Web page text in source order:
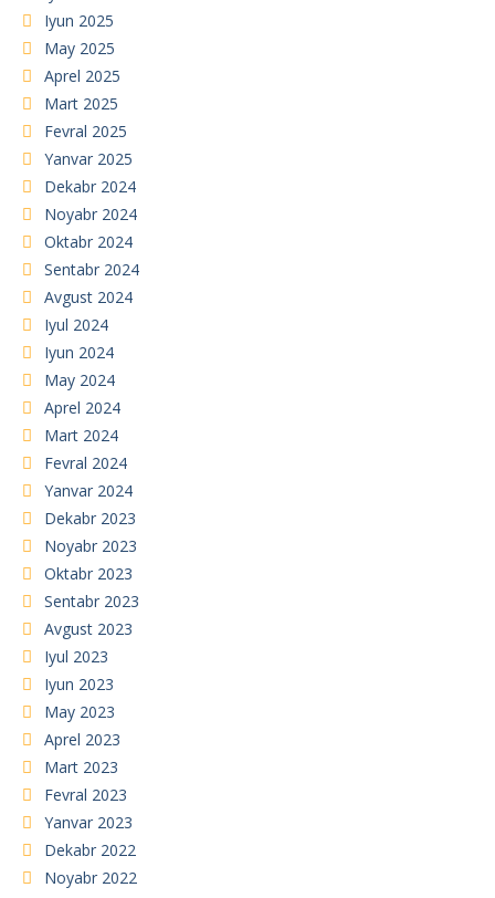
Iyun 2025
May 2025
Aprel 2025
Mart 2025
Fevral 2025
Yanvar 2025
Dekabr 2024
Noyabr 2024
Oktabr 2024
Sentabr 2024
Avgust 2024
Iyul 2024
Iyun 2024
May 2024
Aprel 2024
Mart 2024
Fevral 2024
Yanvar 2024
Dekabr 2023
Noyabr 2023
Oktabr 2023
Sentabr 2023
Avgust 2023
Iyul 2023
Iyun 2023
May 2023
Aprel 2023
Mart 2023
Fevral 2023
Yanvar 2023
Dekabr 2022
Noyabr 2022